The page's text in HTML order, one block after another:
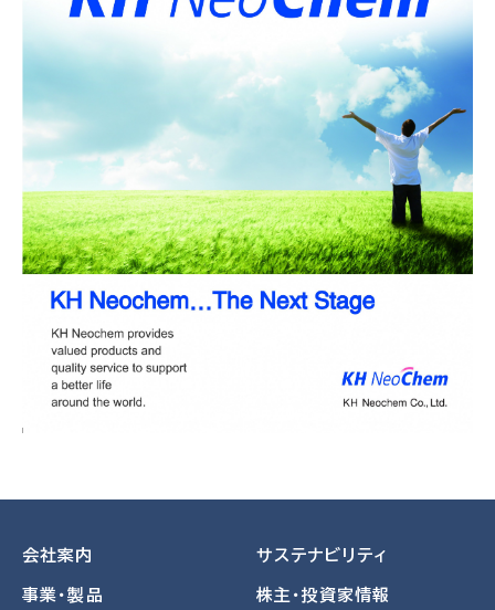
会社案内
事業・製品
サステナビリティ
株主・投資家情報